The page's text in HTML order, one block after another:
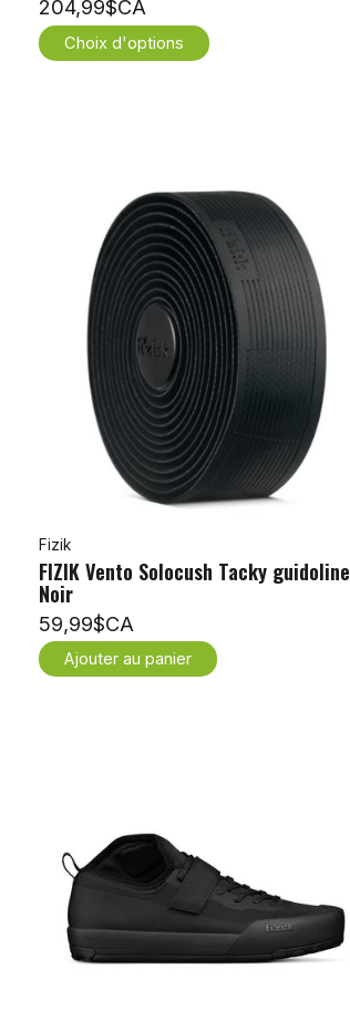
204,99$CA
Choix d'options
Fizik
FIZIK Vento Solocush Tacky guidoline
Noir
59,99$CA
Ajouter au panier